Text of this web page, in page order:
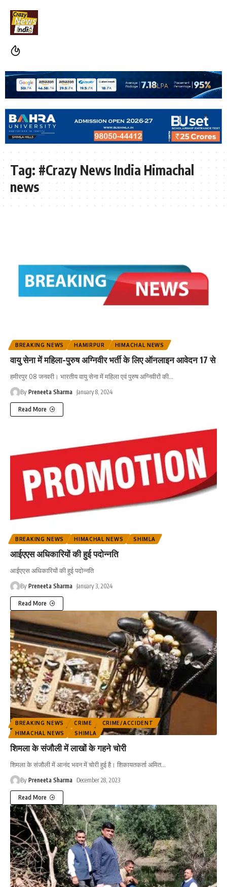
Tag: #Crazy News India Himachal
news
BREAKING NEWS HAMIRPUR HIMACHAL NEWS
वायु सेना में महिला-पुरुष अग्निवीर भर्ती के लिए ऑनलाइन आवेदन 17 से
हमीरपुर 08 जनवरी। भारतीय वायु सेना में महिला एवं पुरुष अग्निवीरों की…
By Preneeta Sharma January 8, 2024
Read More
BREAKING NEWS HIMACHAL NEWS SHIMLA
आईएएस अधिकारियों की हुई पदोन्नति
आईएएस अधिकारियों की हुई पदोन्नति
By Preneeta Sharma January 3, 2024
Read More
BREAKING NEWS CRIME
CRIME/ACCIDENT
HIMACHAL NEWS
SHIMLA
शिमला के संजौली में लाखों के गहने चोरी
शिमला के संजौली में आनंद भवन में चोरी हुई है। शिकायतकर्ता अमित…
By Preneeta Sharma December 28, 2023
Read More